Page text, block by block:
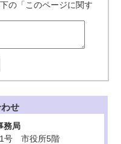
の「このページに関す
せ
務局
号 市役所5階